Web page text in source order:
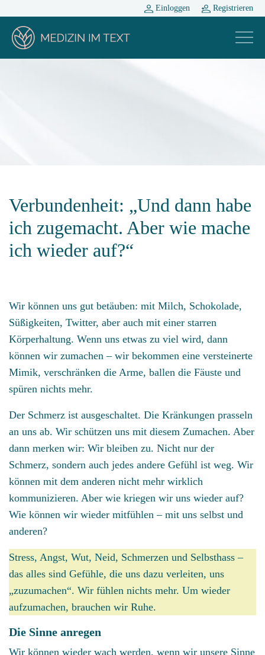
Einloggen Registrieren
Verbundenheit: „Und dann habe
ich zugemacht. Aber wie mache
ich wieder auf?“
Wir können uns gut betäuben: mit Milch, Schokolade,
Süßigkeiten, Twitter, aber auch mit einer starren
Körperhaltung. Wenn uns etwas zu viel wird, dann
können wir zumachen – wir bekommen eine versteinerte
Mimik, verschränken die Arme, ballen die Fäuste und
spüren nichts mehr.
Der Schmerz ist ausgeschaltet. Die Kränkungen prasseln
an uns ab. Wir schützen uns mit diesem Zumachen. Aber
dann merken wir: Wir bleiben zu. Nicht nur der
Schmerz, sondern auch jedes andere Gefühl ist weg. Wir
können mit dem anderen nicht mehr wirklich
kommunizieren. Aber wie kriegen wir uns wieder auf?
Wie können wir wieder mitfühlen – mit uns selbst und
anderen?
Stress, Angst, Wut, Neid, Schmerzen und Selbsthass –
das alles sind Gefühle, die uns dazu verleiten, uns
„zuzumachen“. Wir fühlen nichts mehr. Um wieder
aufzumachen, brauchen wir Ruhe.
Die Sinne anregen
Wir können wieder wach werden, wenn wir unsere Sinne